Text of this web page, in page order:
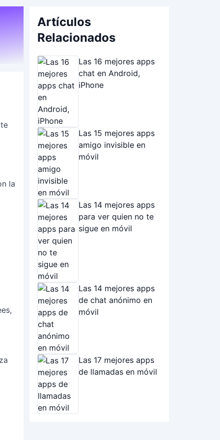
la
Artículos
Relacionados
Las 16 mejores apps
chat en Android,
iPhone
Las 15 mejores apps
amigo invisible en
móvil
Las 14 mejores apps
para ver quien no te
sigue en móvil
Las 14 mejores apps
de chat anónimo en
móvil
Las 17 mejores apps
de llamadas en móvil